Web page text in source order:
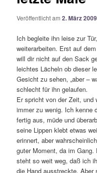
Veröffentlicht am2. März 2009
Ich begleite ihn leise zur
weiterarbeiten. Erst auf
will dir nicht auf den Sack
leichtes Lächeln ob dieser
Gesicht zu sehen, „aber –
schlecht für ihn gelaufen.
Er spricht von der Zeit, und
immer zu wenig. Ich kenne
fertig aus, müde und
seine Lippen klebt etwas
erinnert, aber
guter Moment, da im
steht so weit weg, daß ich
die Hand ausstreckte. Aber